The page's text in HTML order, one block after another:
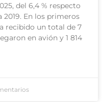
del 6,4 % respecto
2019. En los primeros
recibido un total de 7
en avión y 1 814